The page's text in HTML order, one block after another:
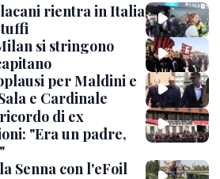
rientra in Italia
si stringono
per Maldini e
e Cardinale
di ex
"Era un padre,
Senna con l'eFoil